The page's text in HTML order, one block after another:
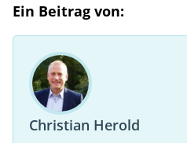
Ein Beitrag von:
Christian Herold